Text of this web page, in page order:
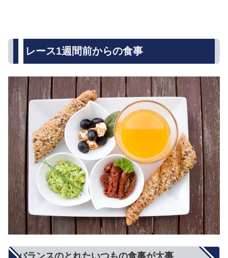
レース1週間前からの食事
バランスのとれたいつもの食事が大事